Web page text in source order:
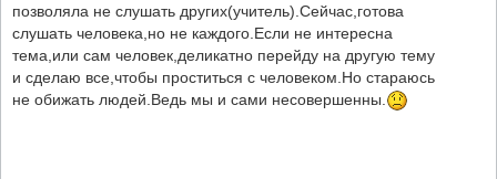
позволяла не слушать других(учитель).Сейчас,готова
слушать человека,но не каждого.Если не интересна
тема,или сам человек,деликатно перейду на другую тему
и сделаю все,чтобы проститься с человеком.Но стараюсь
не обижать людей.Ведь мы и сами несовершенны.